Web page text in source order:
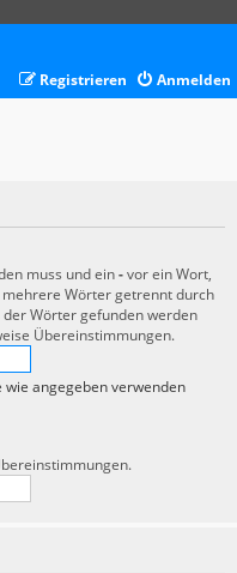
Anmelden
Registrieren
muss und ein-vor ein Wort,
Wörter getrennt durch
Wörter gefunden werden
Übereinstimmungen.
wie angegeben verwenden